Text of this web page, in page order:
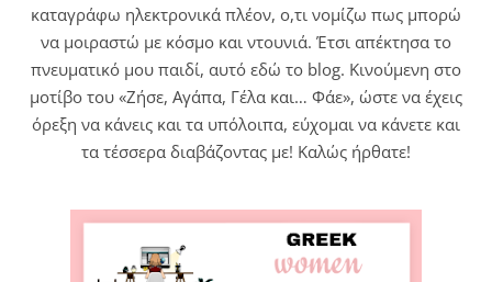
καταγράφω ηλεκτρονικά πλέον, ο,τι νομίζω πως μπορώ
να μοιραστώ με κόσμο και ντουνιά. Έτσι απέκτησα το
πνευματικό μου παιδί, αυτό εδώ το blog. Κινούμενη στο
μοτίβο του «Ζήσε, Αγάπα, Γέλα και… Φάε», ώστε να έχεις
όρεξη να κάνεις και τα υπόλοιπα, εύχομαι να κάνετε και
τα τέσσερα διαβάζοντας με! Καλώς ήρθατε!